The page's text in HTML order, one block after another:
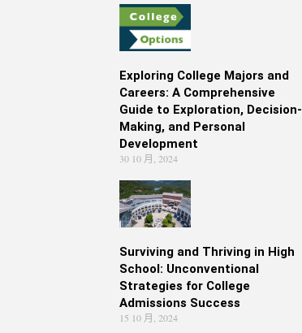
Exploring College Majors and
Careers: A Comprehensive
Guide to Exploration, Decision-
Making, and Personal
Development
30 10 月, 2024
Surviving and Thriving in High
School: Unconventional
Strategies for College
Admissions Success
15 10 月, 2024